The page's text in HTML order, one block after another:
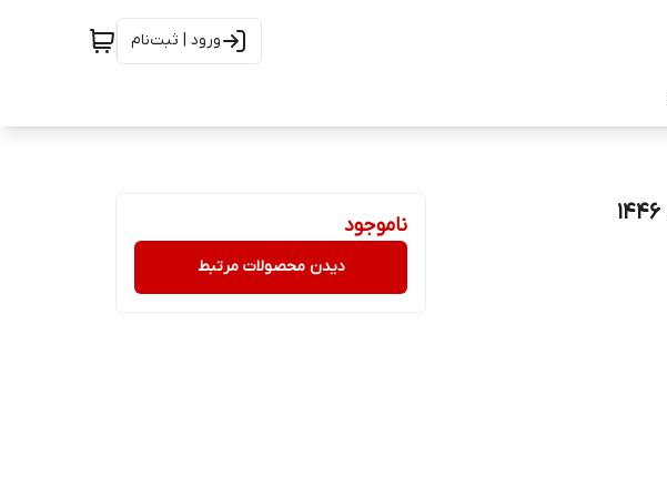
ورود | ثبت‌نام
ناموجود
دیدن محصولات مرتبط